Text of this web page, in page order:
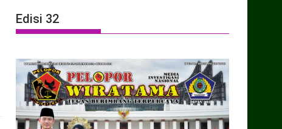
Edisi 32